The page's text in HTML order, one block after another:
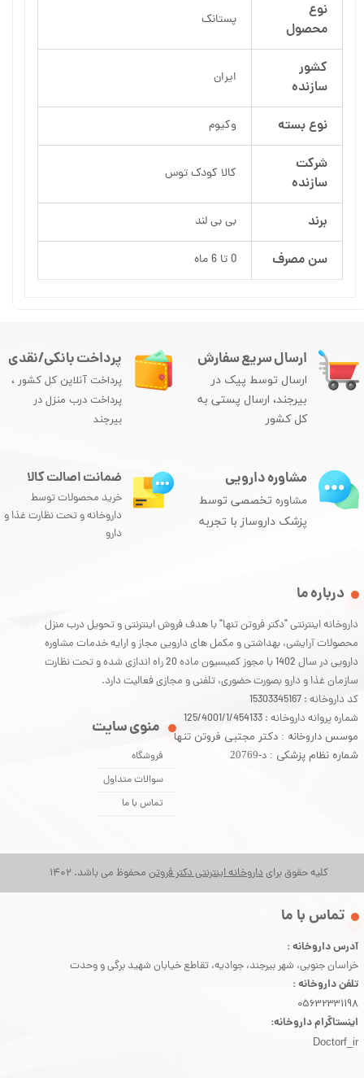
نوع
محصول
پستانک
کشور
سازنده
ایران
نوع بسته وکیوم
شرکت
سازنده
کالا کودک توس
برند بی بی لند
سن مصرف 0 تا 6 ماه
کلیه حقوق برایداروخانه اینترنتی دکتر فروتن محفوظ می باشد. 1402
ارسال سریع سفارش
ارسال توسط پیک در
بیرجند، ارسال پستی به
کل کشور
درباره ما
داروخانه اینترنتی "دکتر فروتن تنها" با هدف فروش اینترنتی و تحویل درب منزل
محصولات آرایشی، بهداشتی و مکمل های دارویی مجاز و ارایه خدمات مشاوره
دارویی در سال 1402 با مجوز کمیسیون ماده 20 راه اندازی شده و تحت نظارت
سازمان غذا و دارو بصورت حضوری، تلفنی و مجازی فعالیت دارد.
کد داروخانه : 15303345167
شماره پروانه داروخانه : 125/4001/1/454133
موسس داروخانه : دکتر مجتبی فروتن تنها
شماره نظام پزشکی : د-20769
منوی سایت
فروشگاه
سوالات متداول
تماس با ما
پرداخت بانکی/نقدی
پرداخت آنلاین کل کشور ،
پرداخت درب منزل در
بیرجند
مشاوره دارویی
مشاوره تخصصی توسط
پزشک داروساز با تجربه
ضمانت اصالت کالا
خرید محصولات توسط
داروخانه و تحت نظارت غذا و
دارو
آدرس داروخانه :
خراسان جنوبی، شهر بیرجند، جوادیه، تقاطع خیابان شهید برگی و وحدت
تلفن داروخانه :
05632331198
اینستاگرام داروخانه:
Doctorf_ir
​تماس با ما